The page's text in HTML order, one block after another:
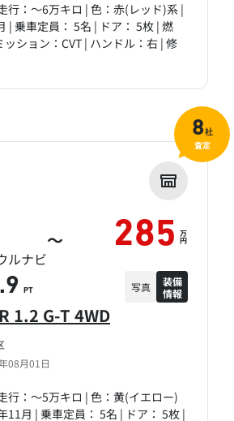
行：～6万キロ | 色：赤(レッド)系 |
| 乗車定員： 5名 | ドア： 5枚 | 燃
ション：CVT | ハンドル：右 | 修
08月01日
1.2 G-T 4WD
行：～5万キロ | 色：黄(イエロー)
11月 | 乗車定員： 5名 | ドア： 5枚 |
～ 285 万
円
ルナビ
PT 写真
装備
情報
8社
査定